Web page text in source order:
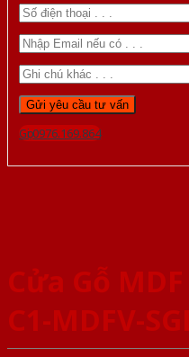
Gọi 0976.169.864
Cửa Gỗ
C1-MDFV-